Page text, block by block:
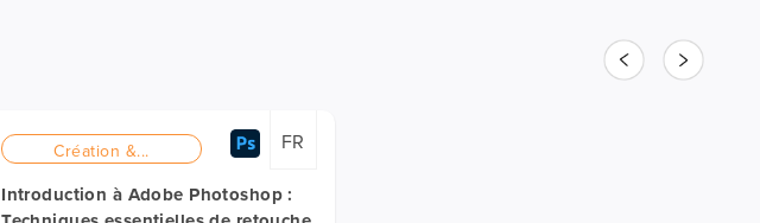
PrécédentSuivant
Création &... FR
Introduction à Adobe Photoshop :